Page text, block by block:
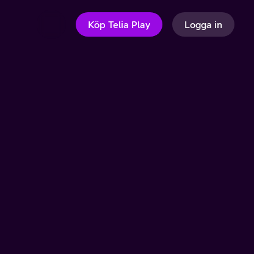
Köp Telia Play Logga in